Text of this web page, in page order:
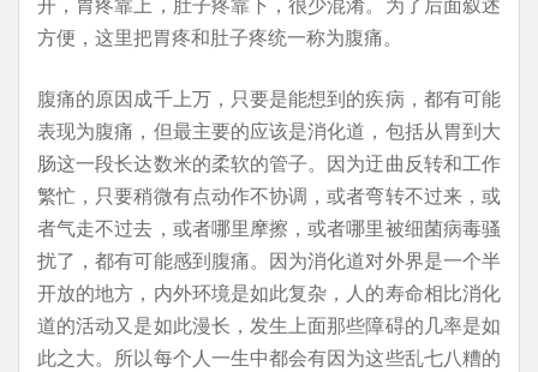
方便，这里把胃疼和肚子疼统一称为腹痛。
腹痛的原因成千上万，只要是能想到的疾病，都有可能
表现为腹痛，但最主要的应该是消化道，包括从胃到大
肠这一段长达数米的柔软的管子。因为迂曲反转和工作
繁忙，只要稍微有点动作不协调，或者弯转不过来，或
者气走不过去，或者哪里摩擦，或者哪里被细菌病毒骚
扰了，都有可能感到腹痛。因为消化道对外界是一个半
开放的地方，内外环境是如此复杂，人的寿命相比消化
道的活动又是如此漫长，发生上面那些障碍的几率是如
此之大。所以每个人一生中都会有因为这些乱七八糟的